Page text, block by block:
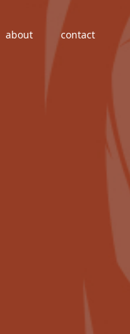
about contact